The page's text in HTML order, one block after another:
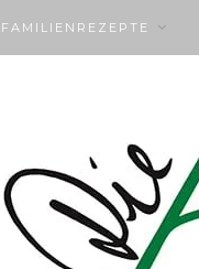
FAMILIENREZEPTE